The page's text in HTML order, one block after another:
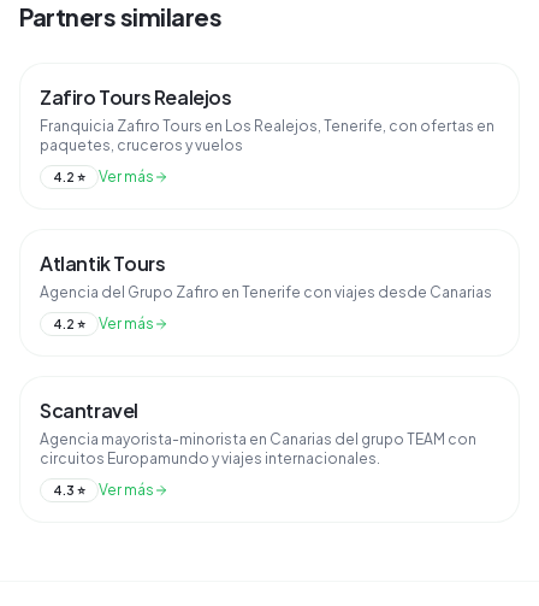
Partners similares
Zafiro Tours Realejos
Franquicia Zafiro Tours en Los Realejos, Tenerife, con ofertas en
paquetes, cruceros y vuelos
4.2 ⭐ Ver más
Atlantik Tours
Agencia del Grupo Zafiro en Tenerife con viajes desde Canarias
4.2 ⭐ Ver más
Scantravel
Agencia mayorista-minorista en Canarias del grupo TEAM con
circuitos Europamundo y viajes internacionales.
4.3 ⭐ Ver más